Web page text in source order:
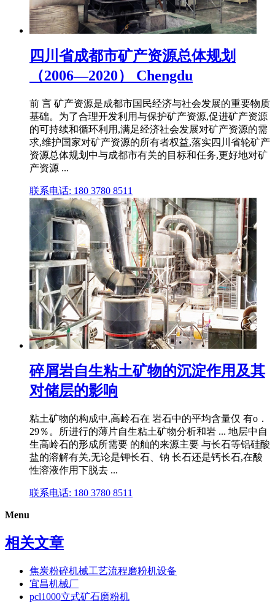
四川省成都市矿产资源总体规划
（2006—2020） Chengdu
前 言 矿产资源是成都市国民经济与社会发展的重要物质
基础。为了合理开发利用与保护矿产资源,促进矿产资源
的可持续和循环利用,满足经济社会发展对矿产资源的需
求,维护国家对矿产资源的所有者权益,落实四川省轮矿产
资源总体规划中与成都市有关的目标和任务,更好地对矿
产资源 ...
联系电话: 180 3780 8511
碎屑岩自生粘土矿物的沉淀作用及其
对储层的影响
粘土矿物的构成中,高岭石在 岩石中的平均含量仅 有o．
29％。所进行的薄片自生粘土矿物分析和岩 ... 地层中自
生高岭石的形成所需要 的舢的来源主要 与长石等铝硅酸
盐的溶解有关,无论是钾长石、钠 长石还是钙长石,在酸
性溶液作用下脱去 ...
联系电话: 180 3780 8511
Menu
相关文章
焦炭粉碎机械工艺流程磨粉机设备
宜昌机械厂
pcl1000立式矿石磨粉机